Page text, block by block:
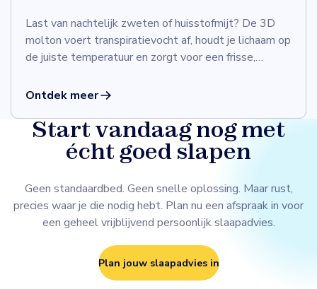
Last van nachtelijk zweten of huisstofmijt? De 3D
molton voert transpiratievocht af, houdt je lichaam op
de juiste temperatuur en zorgt voor een frisse,
allergieën.
Ontdek meer
Start vandaag nog met
écht goed slapen
Geen standaardbed. Geen snelle oplossing. Maar rust,
precies waar je die nodig hebt. Plan nu een afspraak in voor
een geheel vrijblijvend persoonlijk slaapadvies.
Plan jouw slaapadvies in